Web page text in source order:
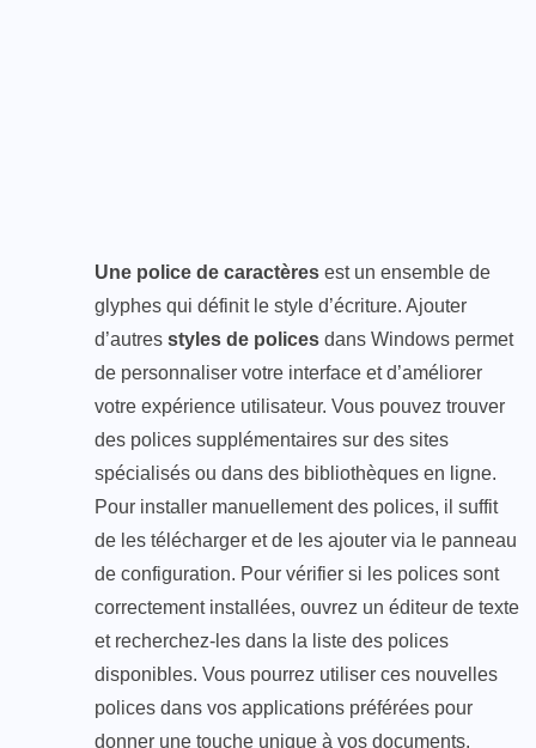
Une police de caractères est un ensemble de
glyphes qui définit le style d’écriture. Ajouter
d’autres styles de polices dans Windows permet
de personnaliser votre interface et d’améliorer
votre expérience utilisateur. Vous pouvez trouver
des polices supplémentaires sur des sites
spécialisés ou dans des bibliothèques en ligne.
Pour installer manuellement des polices, il suffit
de les télécharger et de les ajouter via le panneau
de configuration. Pour vérifier si les polices sont
correctement installées, ouvrez un éditeur de texte
et recherchez-les dans la liste des polices
disponibles. Vous pourrez utiliser ces nouvelles
polices dans vos applications préférées pour
donner une touche unique à vos documents.